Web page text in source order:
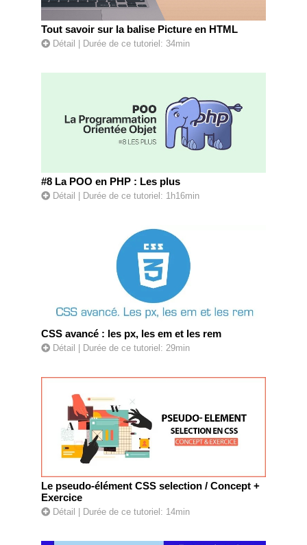
Tout savoir sur la balise Picture en HTML
Détail | Durée de ce tutoriel: 34min
#8 La POO en PHP : Les plus
Détail | Durée de ce tutoriel: 1h16min
CSS avancé : les px, les em et les rem
Détail | Durée de ce tutoriel: 29min
Le pseudo-élément CSS selection / Concept +
Exercice
Détail | Durée de ce tutoriel: 14min